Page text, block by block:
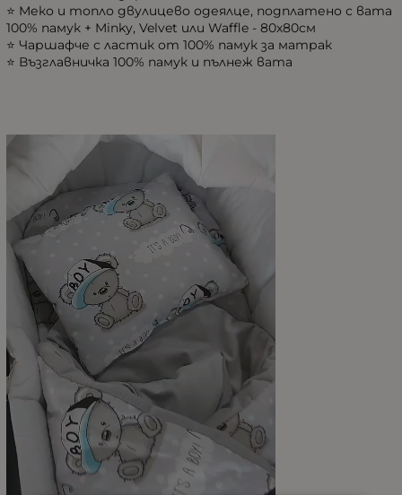
⭐ Меко и топло двулицево одеялце, подплатено с вата
100% памук + Minky, Velvet или Waffle - 80х80см
⭐ Чаршафче с ластик от 100% памук за матрак
⭐ Възглавничка 100% памук и пълнеж вата